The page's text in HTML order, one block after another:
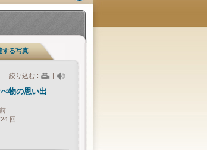
する写真
絞り込む : |
物の思い出
回